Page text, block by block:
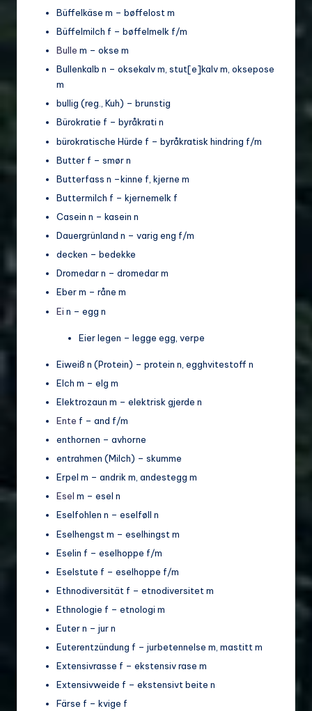
Büffelkäse m – bøffelost m
Büffelmilch f – bøffelmelk f/m
Bulle m – okse m
Bullenkalb n – oksekalv m, stut[e]kalv m, oksepose
m
bullig (reg., Kuh) – brunstig
Bürokratie f – byråkrati n
bürokratische Hürde f – byråkratisk hindring f/m
Butter f – smør n
Butterfass n –kinne f, kjerne m
Buttermilch f – kjernemelk f
Casein n – kasein n
Dauergrünland n – varig eng f/m
decken – bedekke
Dromedar n – dromedar m
Eber m – råne m
Ei n – egg n
Eier legen – legge egg, verpe
Eiweiß n (Protein) – protein n, egghvitestoff n
Elch m – elg m
Elektrozaun m – elektrisk gjerde n
Ente f – and f/m
enthornen – avhorne
entrahmen (Milch) – skumme
Erpel m – andrik m, andestegg m
Esel m – esel n
Eselfohlen n – eselføll n
Eselhengst m – eselhingst m
Eselin f – eselhoppe f/m
Eselstute f – eselhoppe f/m
Ethnodiversität f – etnodiversitet m
Ethnologie f – etnologi m
Euter n – jur n
Euterentzündung f – jurbetennelse m, mastitt m
Extensivrasse f – ekstensiv rase m
Extensivweide f – ekstensivt beite n
Färse f – kvige f